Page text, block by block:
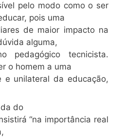
pelo modo como o ser
pois uma
de maior impacto na
alguma,
pedagógico tecnicista.
o homem a uma
e unilateral da educação,
do
“na importância real